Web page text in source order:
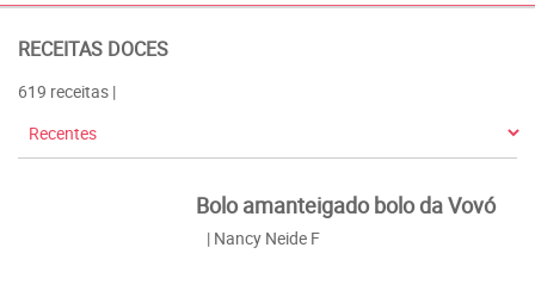
RECEITAS DOCES
619 receitas |
Bolo amanteigado bolo da Vovó
| Nancy Neide F